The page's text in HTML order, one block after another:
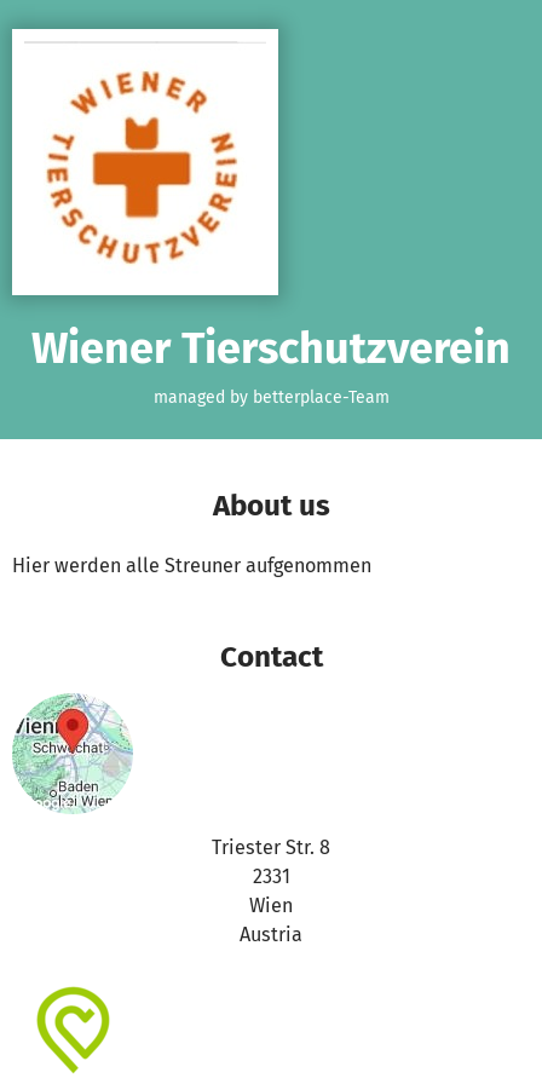
Wiener Tierschutzverein
managed by betterplace-Team
About us
Hier werden alle Streuner aufgenommen
Contact
Triester Str. 8
2331
Wien
Austria